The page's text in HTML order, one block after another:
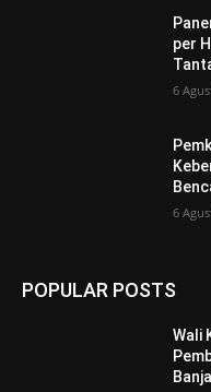
per
6
6
POPULAR POSTS
Wali